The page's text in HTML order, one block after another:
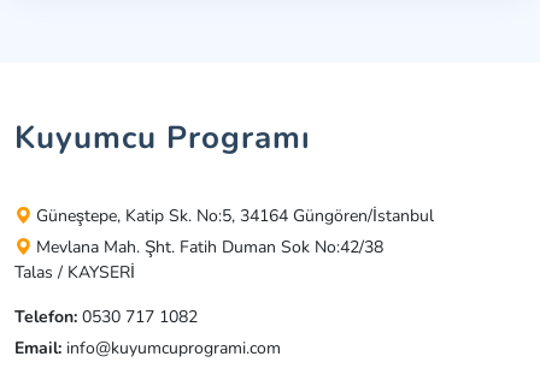
Kuyumcu Programı
Güneştepe, Katip Sk. No:5, 34164 Güngören/İstanbul
Mevlana Mah. Şht. Fatih Duman Sok No:42/38
Talas / KAYSERİ
Telefon: 0530 717 1082
Email: info@kuyumcuprogrami.com